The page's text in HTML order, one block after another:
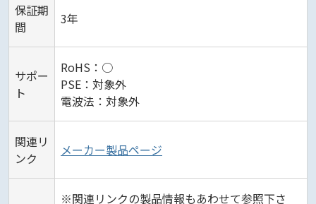
保証期
間
3年
サポー
ト
RoHS：○
PSE：対象外
電波法：対象外
関連リ
ンク
メーカー製品ページ
※関連リンクの製品情報もあわせて参照下さ